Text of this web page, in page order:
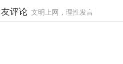
友评论 文明上网，理性发言